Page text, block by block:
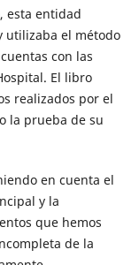
esta entidad
utilizaba el método
con las
El libro
realizados por el
la prueba de su
en cuenta el
y la
que hemos
de la